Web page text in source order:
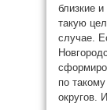
близкие
такую
случае.
по
округов.